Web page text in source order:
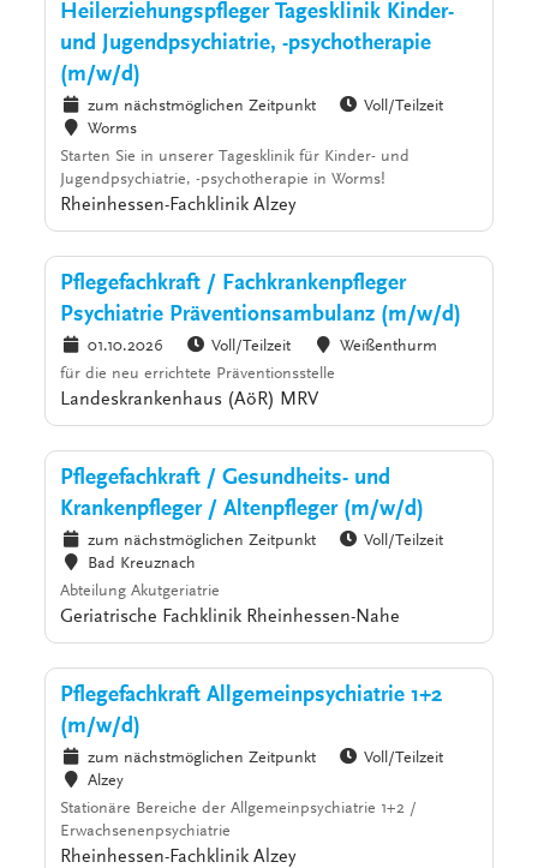
Heilerziehungspfleger Tagesklinik Kinder-
und Jugendpsychiatrie, -psychotherapie
(m/w/d)
zum nächstmöglichen Zeitpunkt
Voll/Teilzeit
Worms
Starten Sie in unserer Tagesklinik für Kinder- und
Jugendpsychiatrie, -psychotherapie in Worms!
Rheinhessen-Fachklinik Alzey
Pflegefachkraft / Fachkrankenpfleger
Psychiatrie Präventionsambulanz (m/w/d)
01.10.2026 Voll/Teilzeit
Weißenthurm
für die neu errichtete Präventionsstelle
Landeskrankenhaus (AöR) MRV
Pflegefachkraft / Gesundheits- und
Krankenpfleger / Altenpfleger (m/w/d)
zum nächstmöglichen Zeitpunkt
Voll/Teilzeit
Bad Kreuznach
Abteilung Akutgeriatrie
Geriatrische Fachklinik Rheinhessen-Nahe
Pflegefachkraft Allgemeinpsychiatrie 1+2
(m/w/d)
zum nächstmöglichen Zeitpunkt
Voll/Teilzeit
Alzey
Stationäre Bereiche der Allgemeinpsychiatrie 1+2 /
Erwachsenenpsychiatrie
Rheinhessen-Fachklinik Alzey